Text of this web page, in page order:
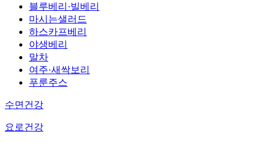
블루베리·빌베리
마시는샐러드
하스카프베리
야생베리
말차
여주·새싹보리
푸룬주스
수면건강
요로건강